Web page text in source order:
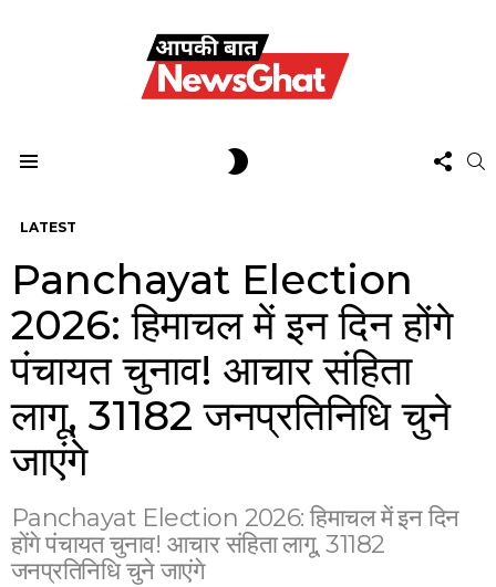
US
LATEST
Panchayat Election
2026: हिमाचल में इन दिन होंगे
पंचायत चुनाव! आचार संहिता
लागू, 31182 जनप्रतिनिधि चुने
जाएंगे
Panchayat Election 2026: हिमाचल में इन दिन
होंगे पंचायत चुनाव! आचार संहिता लागू, 31182
जनप्रतिनिधि चुने जाएंगे